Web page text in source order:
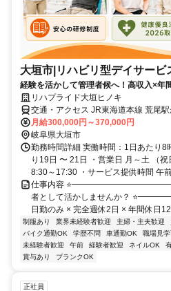
大垣市|リハビリ型デイサービ
経験を活かして管理者候へ！高収入×
リハプライド大垣ヒノキ
交通・アクセス JR東海道本線 荒尾
中曽根(バス停)駅から徒歩で10分
月給300,000円～370,000円
岐阜県大垣市
勤務時間詳細 実働時間：1日あたり8
り19日 〜 21日 ・営業日 月～土 （
8:30～17:30 ・サービス提供時間 午
仕事内容
者として活かしませんか？
日勤のみ × 完全週休2日 × 年間休日
制服あり 業界未経験者歓迎 主婦・主夫歓迎
バイク通勤OK
学歴不問 車通勤OK 職場見
未経験者歓迎
午前 経験者歓迎 ネイルOK
賞与あり
ブランクOK
正社員